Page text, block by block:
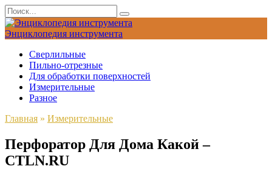
Перейти
к
содержанию
Search
for:
Энциклопедия инструмента
Сверлильные
Пильно-отрезные
Для обработки поверхностей
Измерительные
Разное
Главная » Измерительные
Перфоратор Для Дома Какой –
CTLN.RU